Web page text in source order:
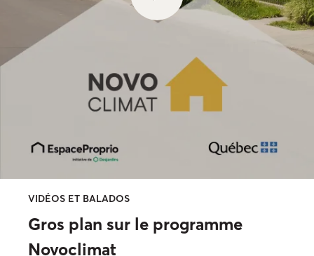
VIDÉOS ET BALADOS
Gros plan sur le programme
Novoclimat